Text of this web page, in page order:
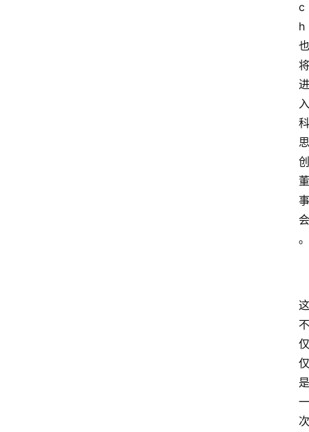
c
h
也
将
进
入
科
思
创
董
事
会
。
这
不
仅
仅
是
一
次